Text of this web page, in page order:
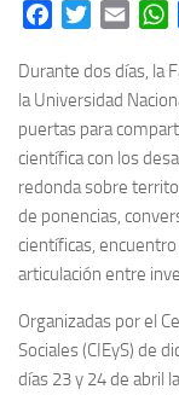
FacebookTwitterEmail
Durante dos días, la
la Universidad
puertas para
científica con los
redonda sobre
de ponencias,
científicas,
articulación entre
Organizadas por el
Sociales (CIEyS) de
días 23 y 24 de abril